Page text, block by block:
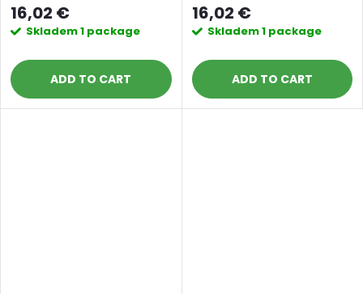
16,02 €
Skladem1 package
ADD TO CART
16,02 €
Skladem1 package
ADD TO CART
Doprava a platby Prodejna
Poslat